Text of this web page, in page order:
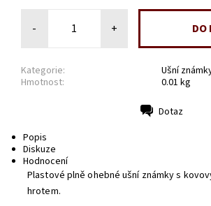
- +
Kategorie:
Ušní
Hmotnost:
0.01 kg
Dotaz
Popis
Diskuze
Hodnocení
Plastové plně ohebné ušní známky s
hrotem.